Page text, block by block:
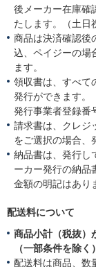
後メーカー在庫確
たします。（土日
商品は決済確認後
込、ペイジーの場
ます。
領収書は、すべて
発行ができます。
発行事業者登録番
請求書は、クレジ
をご選択の場合、
納品書は、発行し
ーカー発行の納品
金額の明記はあり
配送料について
商品小計（税抜）
（一部条件を除く）
配送料は商品、数